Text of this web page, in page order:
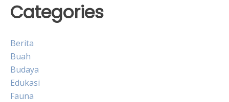
Categories
Berita
Buah
Budaya
Edukasi
Fauna